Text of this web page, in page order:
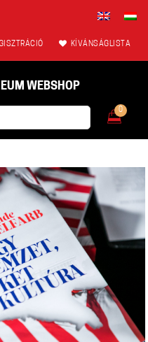
KÍVÁNSÁGLISTA
WEBSHOP
0